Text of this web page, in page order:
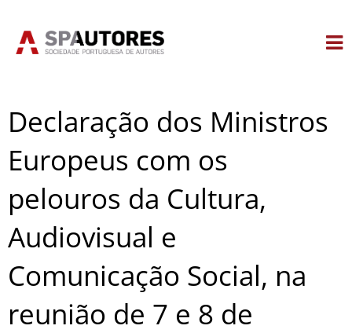
Declaração dos Ministros
Europeus com os
pelouros da Cultura,
Audiovisual e
Comunicação Social, na
reunião de 7 e 8 de